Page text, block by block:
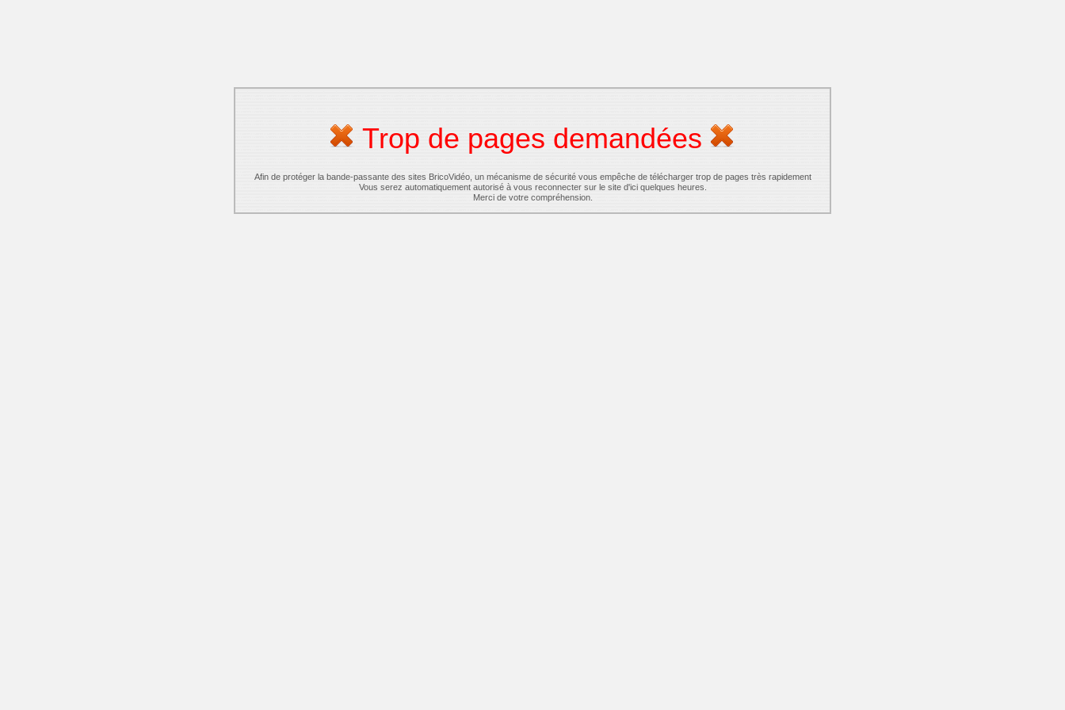
Trop de pages demandées
Afin de protéger la bande-passante des sites BricoVidéo, un mécanisme de sécurité vous empêche de télécharger trop de pages très rapidement
Vous serez automatiquement autorisé à vous reconnecter sur le site d'ici quelques heures.
Merci de votre compréhension.